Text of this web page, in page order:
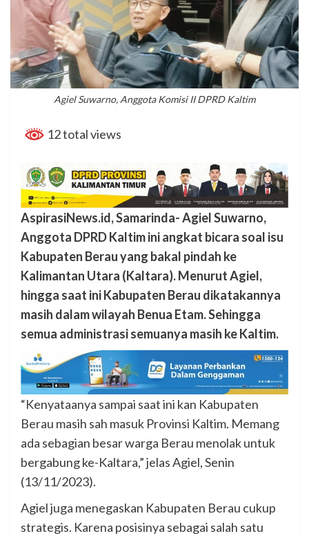
Agiel Suwarno, Anggota Komisi II DPRD Kaltim
12 total views
AspirasiNews.id, Samarinda- Agiel Suwarno,
Anggota DPRD Kaltim ini angkat bicara soal isu
Kabupaten Berau yang bakal pindah ke
Kalimantan Utara (Kaltara). Menurut Agiel,
hingga saat ini Kabupaten Berau dikatakannya
masih dalam wilayah Benua Etam. Sehingga
semua administrasi semuanya masih ke Kaltim.
“Kenyataanya sampai saat ini kan Kabupaten
Berau masih sah masuk Provinsi Kaltim. Memang
ada sebagian besar warga Berau menolak untuk
bergabung ke-Kaltara,” jelas Agiel, Senin
(13/11/2023).
Agiel juga menegaskan Kabupaten Berau cukup
strategis. Karena posisinya sebagai salah satu